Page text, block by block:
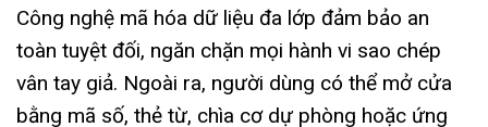
Công nghệ mã hóa dữ liệu đa lớp đảm bảo an
toàn tuyệt đối, ngăn chặn mọi hành vi sao chép
vân tay giả. Ngoài ra, người dùng có thể mở cửa
bằng mã số, thẻ từ, chìa cơ dự phòng hoặc ứng